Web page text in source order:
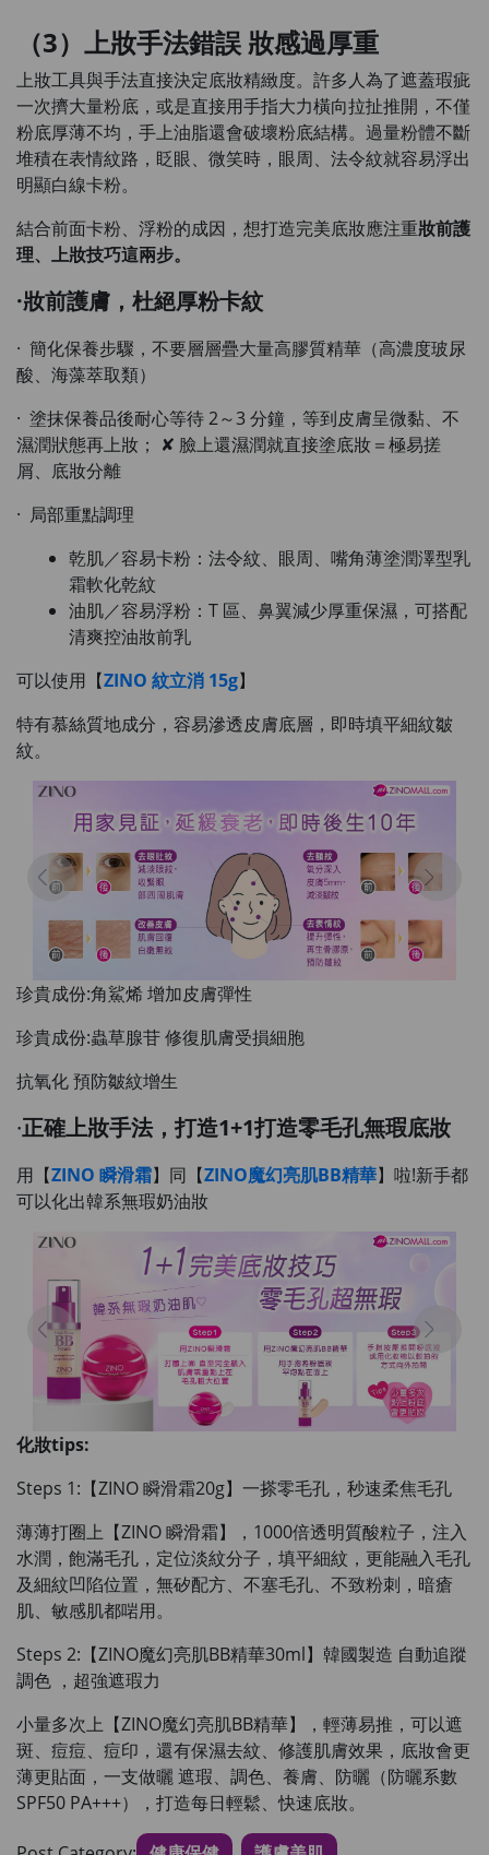
（3）上妝手法錯誤 妝感過厚重
上妝工具與手法直接決定底妝精緻度。許多人為了遮蓋瑕疵
一次擠大量粉底，或是直接用手指大力橫向拉扯推開，不僅
粉底厚薄不均，手上油脂還會破壞粉底結構。過量粉體不斷
堆積在表情紋路，眨眼、微笑時，眼周、法令紋就容易浮出
明顯白線卡粉。
結合前面卡粉、浮粉的成因，想打造完美底妝應注重妝前護
理、上妝技巧這兩步。
·妝前護膚，杜絕厚粉卡紋
· 簡化保養步驟，不要層層疊大量高膠質精華（高濃度玻尿
酸、海藻萃取類）
· 塗抹保養品後耐心等待 2～3 分鐘，等到皮膚呈微黏、不
濕潤狀態再上妝； ✘ 臉上還濕潤就直接塗底妝＝極易搓
屑、底妝分離
· 局部重點調理
乾肌／容易卡粉：法令紋、眼周、嘴角薄塗潤澤型乳
霜軟化乾紋
油肌／容易浮粉：T 區、鼻翼減少厚重保濕，可搭配
清爽控油妝前乳
可以使用【ZINO 紋立消 15g】
特有慕絲質地成分，容易滲透皮膚底層，即時填平細紋皺
紋。
珍貴成份:角鯊烯 增加皮膚彈性
珍貴成份:蟲草腺苷 修復肌膚受損細胞
抗氧化 預防皺紋增生
·正確上妝手法，打造1+1打造零毛孔無瑕底妝
用【ZINO 瞬滑霜】同【ZINO魔幻亮肌BB精華】啦!新手都
可以化出韓系無瑕奶油妝
化妝tips:
Steps 1:【ZINO 瞬滑霜20g】一搽零毛孔，秒速柔焦毛孔
薄薄打圈上【ZINO 瞬滑霜】，1000倍透明質酸粒子，注入
水潤，飽滿毛孔 ，定位淡紋分子，填平細紋， 更能融入毛孔
及細紋凹陷位置 ，無矽配方、不塞毛孔、不致粉刺，暗瘡
肌、敏感肌都啱用。
Steps 2:【ZINO魔幻亮肌BB精華30ml】韓國製造 自動追蹤
調色 ，超強遮瑕力
小量多次上【ZINO魔幻亮肌BB精華】，輕薄易推 ，可以遮
斑、痘痘、痘印，還有保濕去紋、修護肌膚效果， 底妝會更
薄更貼面 ，一支做曬 遮瑕、調色、養膚、防曬（防曬系數
SPF50 PA+++），打造每日輕鬆、快速底妝。